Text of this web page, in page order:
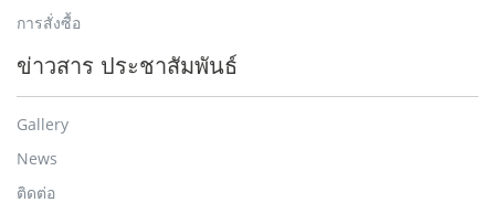
การสั่งซื้อ
ข่าวสาร ประชาสัมพันธ์
Gallery
News
ติดต่อ